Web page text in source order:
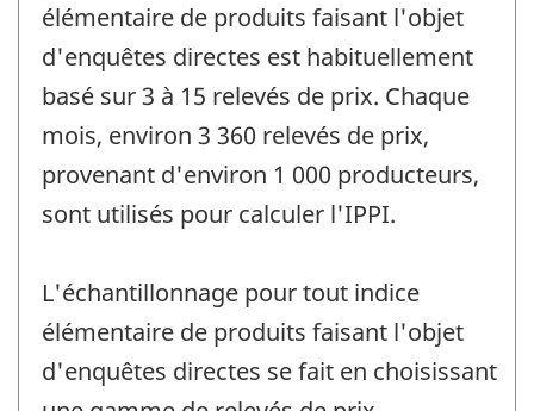
élémentaire de produits faisant l'objet
d'enquêtes directes est habituellement
basé sur 3 à 15 relevés de prix. Chaque
mois, environ 3 360 relevés de prix,
provenant d'environ 1 000 producteurs,
sont utilisés pour calculer l'IPPI.
L'échantillonnage pour tout indice
élémentaire de produits faisant l'objet
d'enquêtes directes se fait en choisissant